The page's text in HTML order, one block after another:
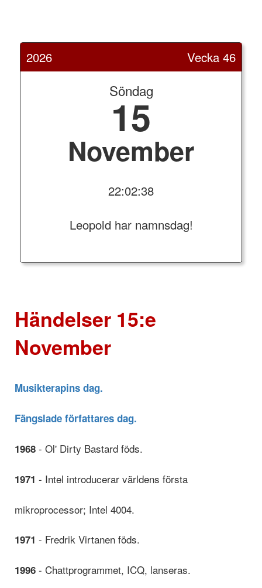
2026 Vecka 46
Söndag
15
November
22:02:38
Leopold har namnsdag!
Händelser 15:e
November
Musikterapins dag.
Fängslade författares dag.
1968 - Ol' Dirty Bastard föds.
1971 - Intel introducerar världens första
mikroprocessor; Intel 4004.
1971 - Fredrik Virtanen föds.
1996 - Chattprogrammet, ICQ, lanseras.